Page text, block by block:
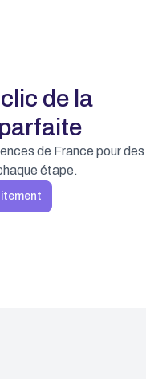
de la
de France pour des
étape.